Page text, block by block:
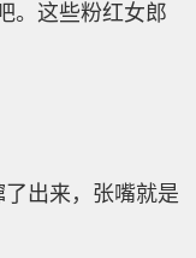
。这些粉红女郎
出来，张嘴就是